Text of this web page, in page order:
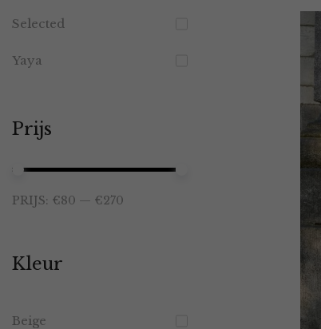
Selected
Yaya
Prijs
PRIJS: €80 — €270
Kleur
Beige